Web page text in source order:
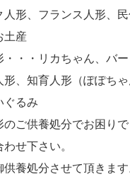
人形、フランス人形、
土産
・・・リカちゃん、バ
形、知育人形（ぽぽち
ぐるみ
のご供養処分でお困り
せ下さい。
養処分させて頂きます